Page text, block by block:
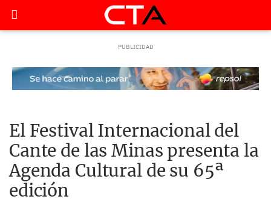
El Festival Internacional del
Cante de las Minas presenta la
Agenda Cultural de su 65ª
edición